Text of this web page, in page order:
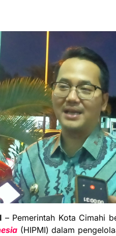
– Pemerintah Kota Cimahi
(HIPMI) dalam